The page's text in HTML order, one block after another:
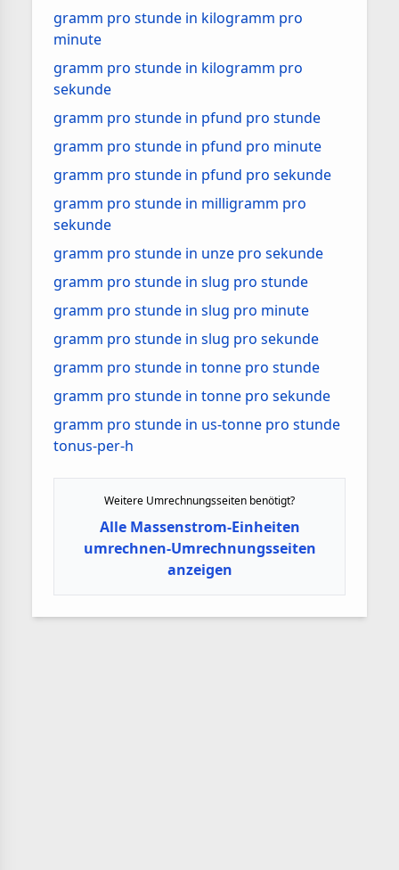
gramm pro stunde in kilogramm pro
minute
gramm pro stunde in kilogramm pro
sekunde
gramm pro stunde in pfund pro stunde
gramm pro stunde in pfund pro minute
gramm pro stunde in pfund pro sekunde
gramm pro stunde in milligramm pro
sekunde
gramm pro stunde in unze pro sekunde
gramm pro stunde in slug pro stunde
gramm pro stunde in slug pro minute
gramm pro stunde in slug pro sekunde
gramm pro stunde in tonne pro stunde
gramm pro stunde in tonne pro sekunde
gramm pro stunde in us-tonne pro stunde
tonus-per-h
Weitere Umrechnungsseiten benötigt?
Alle Massenstrom-Einheiten
umrechnen-Umrechnungsseiten
anzeigen